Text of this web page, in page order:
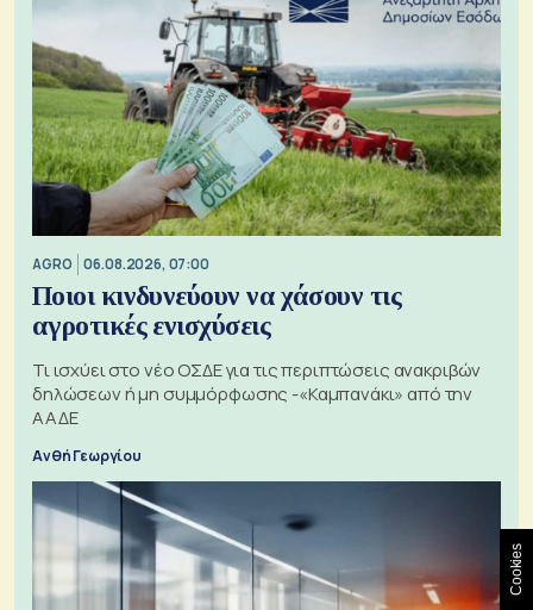
AGRO 06.08.2026, 07:00
Ποιοι κινδυνεύουν να χάσουν τις
αγροτικές ενισχύσεις
Τι ισχύει στο νέο ΟΣΔΕ για τις περιπτώσεις ανακριβών
δηλώσεων ή μη συμμόρφωσης -«Καμπανάκι» από την
ΑΑΔΕ
Ανθή Γεωργίου
Cookies